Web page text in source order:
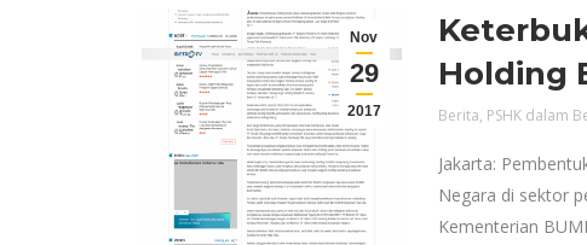
Nov
29
2017
Holding
Berita, PSHK dalam
Jakarta:
Negara di sektor
Kementerian